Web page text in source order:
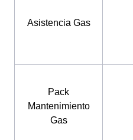
Asistencia Gas
Pack
Mantenimiento
Gas